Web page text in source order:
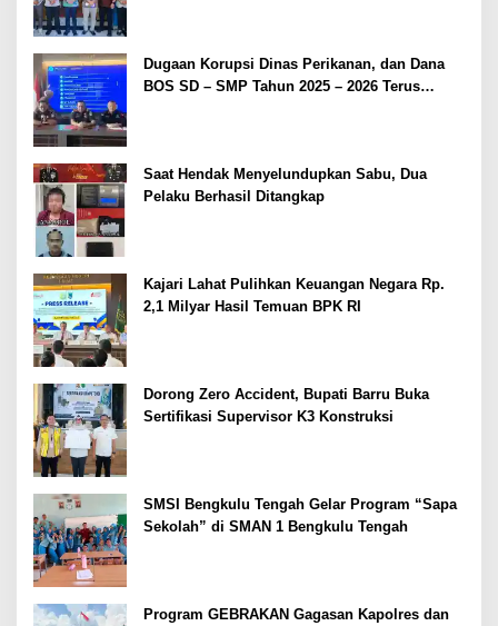
Dugaan Korupsi Dinas Perikanan, dan Dana
BOS SD – SMP Tahun 2025 – 2026 Terus
Saat Hendak Menyelundupkan Sabu, Dua
Pelaku Berhasil Ditangkap
Kajari Lahat Pulihkan Keuangan Negara Rp.
2,1 Milyar Hasil Temuan BPK RI
Dorong Zero Accident, Bupati Barru Buka
Sertifikasi Supervisor K3 Konstruksi
SMSI Bengkulu Tengah Gelar Program “Sapa
Sekolah” di SMAN 1 Bengkulu Tengah
Program GEBRAKAN Gagasan Kapolres dan